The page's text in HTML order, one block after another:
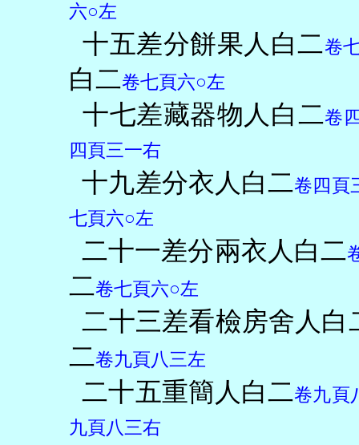
六○左
十五差分餅果人白二卷
白二卷七頁六○左
十七差藏器物人白二卷
四頁三一右
十九差分衣人白二卷四頁
七頁六○左
二十一差分兩衣人白二
二卷七頁六○左
二十三差看檢房舍人白
二卷九頁八三左
二十五重簡人白二卷九頁
九頁八三右